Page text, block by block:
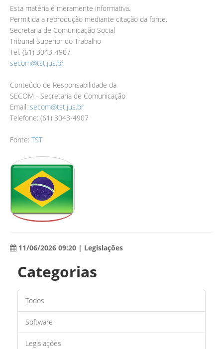
Esta matéria é meramente informativa.
Permitida a reprodução mediante citação da fonte.
Secretaria de Comunicação Social
Tribunal Superior do Trabalho
Tel. (61) 3043-4907
secom@tst.jus.br
Conteúdo de Responsabilidade da
SECOM - Secretaria de Comunicação
Email: secom@tst.jus.br
Telefone: (61) 3043-4907
Fonte: TST
11/06/2026 09:20 | Legislações
Categorias
Todos
Software
Legislações